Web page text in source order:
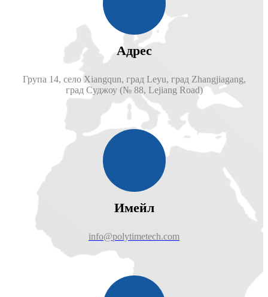
Адрес
Група 14, село Xiangqun, град Leyu, град Zhangjiagang,
град Суджоу (№ 88, Lejiang Road)
Имейл
info@polytimetech.com